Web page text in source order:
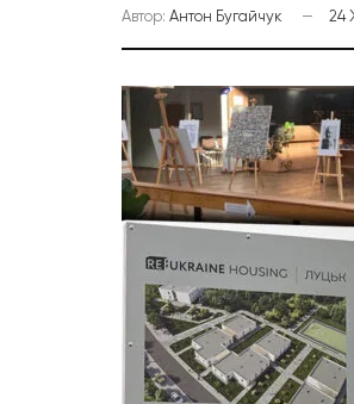
Автор: Антон Бугайчук 24